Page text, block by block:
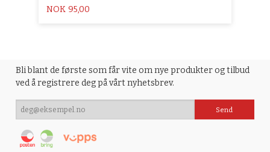
Pris
NOK 95,00
Bli blant de første som får vite om nye produkter og tilbud
ved å registrere deg på vårt nyhetsbrev.